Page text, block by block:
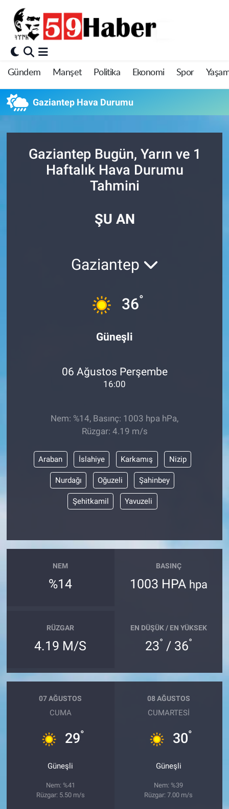
Gündem Manşet Politika Ekonomi Spor
Gaziantep Hava Durumu
Gaziantep Bugün, Yarın ve 1
Haftalık Hava Durumu
Tahmini
ŞU AN
Gaziantep
36°
Güneşli
06 Ağustos Perşembe
16:00
Nem: %14, Basınç: 1003 hpa hPa,
Rüzgar: 4.19 m/s
Araban İslahiye Karkamış Nizip
Nurdağı Oğuzeli Şahinbey
Şehitkamil Yavuzeli
NEM
%14
BASINÇ
1003 HPA hpa
RÜZGAR
4.19 M/S
EN DÜŞÜK / EN YÜKSEK
23° / 36°
07 AĞUSTOS
CUMA
29°
Güneşli
Nem: %41
Rüzgar: 5.50 m/s
08 AĞUSTOS
CUMARTESI
30°
Güneşli
Nem: %39
Rüzgar: 7.00 m/s